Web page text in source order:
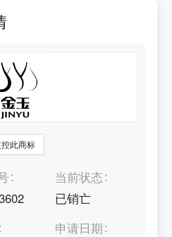
控此商标
当前状态
已销亡
申请日期